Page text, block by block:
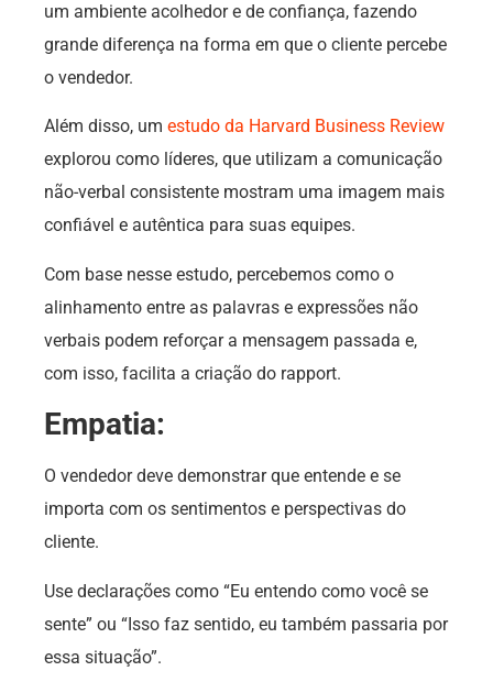
um ambiente acolhedor e de confiança, fazendo
grande diferença na forma em que o cliente percebe
o vendedor.
Além disso, um estudo da Harvard Business Review
explorou como líderes, que utilizam a comunicação
não-verbal consistente mostram uma imagem mais
confiável e autêntica para suas equipes.
Com base nesse estudo, percebemos como o
alinhamento entre as palavras e expressões não
verbais podem reforçar a mensagem passada e,
com isso, facilita a criação do rapport.
Empatia:
O vendedor deve demonstrar que entende e se
importa com os sentimentos e perspectivas do
cliente.
Use declarações como “Eu entendo como você se
sente” ou “Isso faz sentido, eu também passaria por
essa situação”.